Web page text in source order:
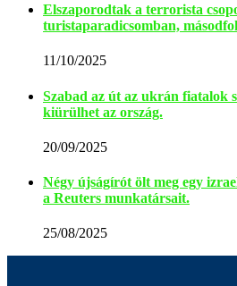
Elszaporodtak a terrorista
turistaparadicsomban,
11/10/2025
Szabad az út az ukrán fiatalok
kiürülhet az ország.
20/09/2025
Négy újságírót ölt meg egy
a Reuters munkatársait.
25/08/2025